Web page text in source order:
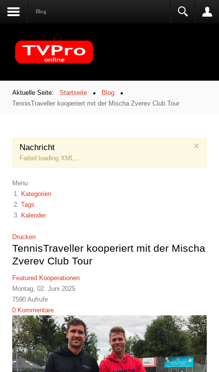
Blog
Aktuelle Seite: Startseite
Blog
TennisTraveller kooperiert mit der Mischa Zverev Club Tour
×
Nachricht
Failed loading XML...
Menu
Kategorien
Tags
Kalender
Drucken
TennisTraveller kooperiert mit der Mischa
Zverev Club Tour
Featured Kooperationen
Montag, 02. Juni 2025
7590 Aufrufe
0 Kommentare